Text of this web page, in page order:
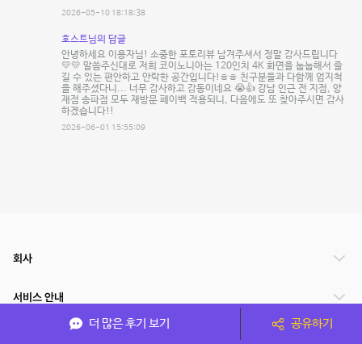
2026-05-10 18:18:38
호스트님의 답글
안녕하세요 이용자님! 소중한 포토리뷰 남겨주셔서 정말 감사드립니다
💛💛 말씀주신대로 저희 코이노니아는 120인치 4K 화면을 눕눕해서 즐
길 수 있는 편안하고 안락한 공간입니다!ㅎㅎ 친구분들과 다함께 엄지척
을 해주셨다니... 너무 감사하고 감동이네요 😭👍 강남 인근 전 지점, 양
재점 송파점 모두 재방문 페이백 적용되니, 다음에도 또 찾아주시면 감사
하겠습니다!!
2026-06-01 15:55:09
더 많은 후기 보기 공유하기
회사
서비스 안내